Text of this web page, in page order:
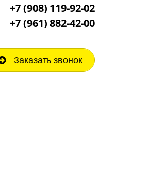
+7 (908) 119-92-02
+7(961) 882-42-00
Заказать звонок